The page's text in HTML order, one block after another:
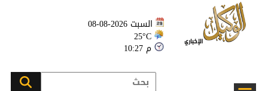
السبت 2026-08-08
25°C
10:27 م